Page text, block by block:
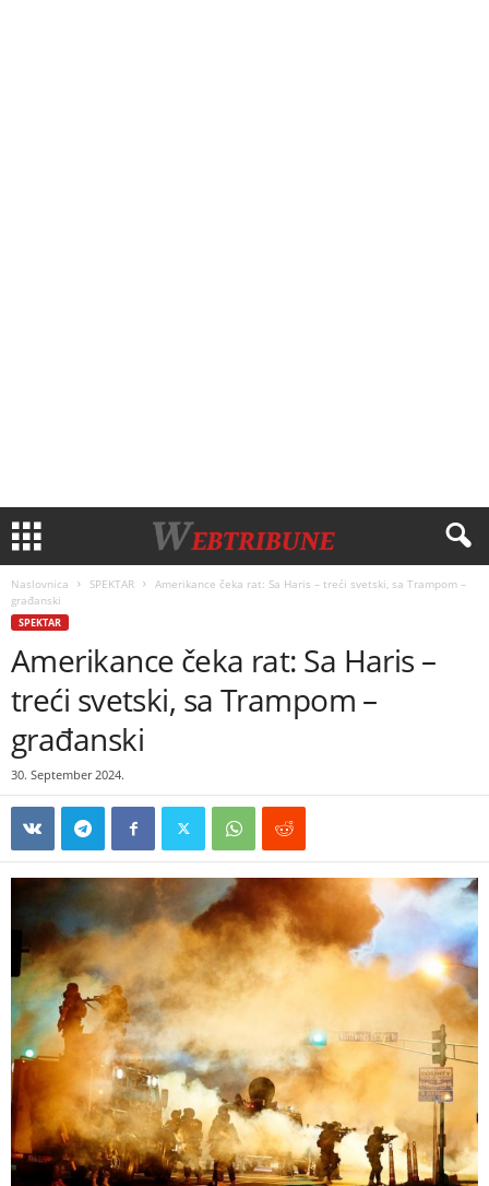
Naslovnica SPEKTAR
Amerikance čeka rat: Sa Haris – treći svetski, sa Trampom –
građanski
SPEKTAR
Amerikance čeka rat: Sa Haris –
treći svetski, sa Trampom –
građanski
30. September 2024.